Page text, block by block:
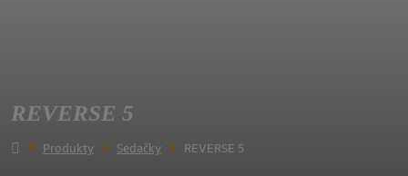
REVERSE 5
Produkty Sedačky REVERSE 5